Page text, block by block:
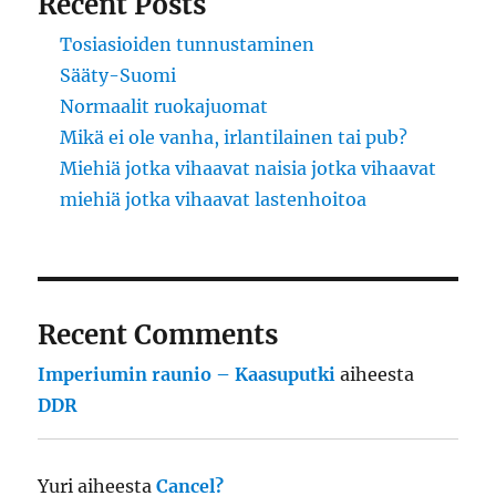
Tosiasioiden tunnustaminen
Sääty-Suomi
Normaalit ruokajuomat
Mikä ei ole vanha, irlantilainen tai pub?
Miehiä jotka vihaavat naisia jotka vihaavat
miehiä jotka vihaavat lastenhoitoa
Recent Comments
Imperiumin raunio – Kaasuputki aiheesta
DDR
Yuri aiheestaCancel?